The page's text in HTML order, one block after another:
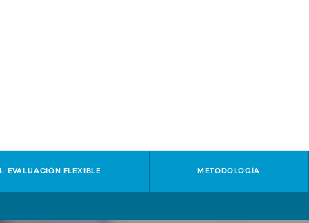
EVALUACIÓN FLEXIBLE METODOLOGÍA